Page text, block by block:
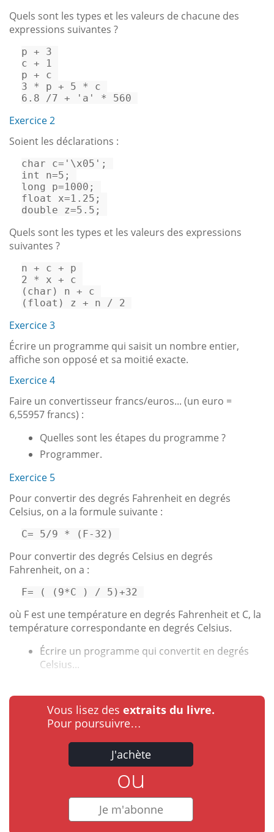
Quels sont les types et les valeurs de chacune des
expressions suivantes ?
p +
3
c +
1
p +
c
3
* p + 5 *
c
6.8
/7 + 'a' * 560
Exercice 2
Soient les déclarations :
char c= '\x05'
int
n=5
long
p=1000
float
x=1.25
double z=5.5 ;
Quels sont les types et les valeurs des expressions
suivantes ?
n + c +
2
* x +
c
( char ) n +
c
( float ) z + n / 2
Exercice 3
Écrire un programme qui saisit un nombre entier,
affiche son opposé et sa moitié exacte.
Exercice 4
Faire un convertisseur francs/euros... (un euro =
6,55957 francs) :
Quelles sont les étapes du programme ?
Programmer.
Exercice 5
Pour convertir des degrés Fahrenheit en degrés
Celsius, on a la formule suivante :
C= 5/9 * (F- 32 )
Pour convertir des degrés Celsius en degrés
Fahrenheit, on a :
F= ( ( 9*C ) / 5 )+32
où F est une température en degrés Fahrenheit et C, la
température correspondante en degrés Celsius.
Écrire un programme qui convertit en degrés
Celsius...
Vous lisez des extraits du livre.
Pour poursuivre…
J'achète
ou
Je m'abonne